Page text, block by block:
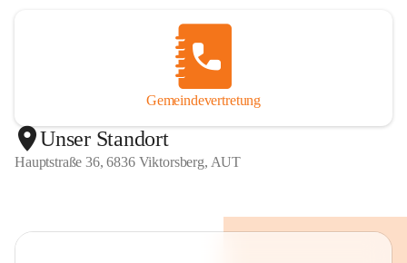
Gemeindevertretung
Unser Standort
Hauptstraße 36, 6836 Viktorsberg, AUT